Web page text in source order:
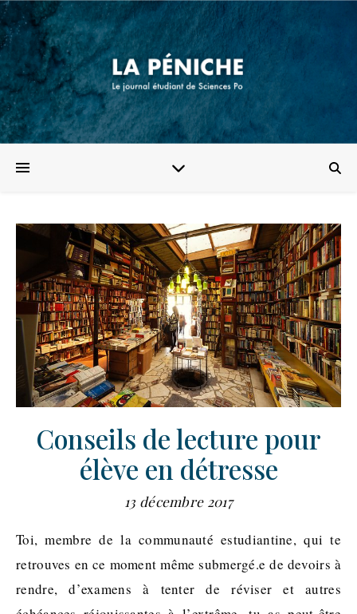
Conseils de lecture pour
élève en détresse
13 décembre 2017
Toi, membre de la communauté estudiantine, qui te
retrouves en ce moment même submergé.e de devoirs à
rendre, d’examens à tenter de réviser et autres